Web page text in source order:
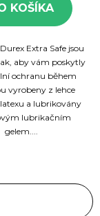
KOŠÍKA
Extra Safe jsou
aby vám poskytly
ochranu během
vyrobeny z lehce
a lubrikovány
lubrikačním
gelem....